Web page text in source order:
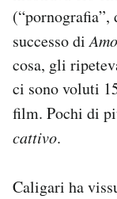
CALENDARIO
AREA
Area
Notifiche
successo di
cosa, gli
ci sono voluti
film. Pochi di
cattivo.
Caligari ha